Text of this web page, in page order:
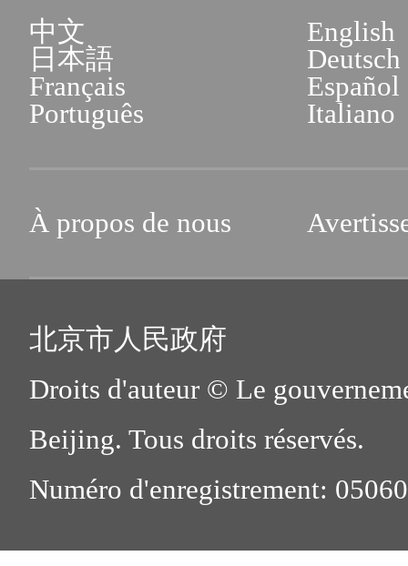
中文
English
日本語
Deutsch
Français
Español
Português
Italiano
À propos de nous
北京市人民政府
Droits d'auteur © Le
Beijing. Tous droits réservés.
Numéro d'enregistrement: